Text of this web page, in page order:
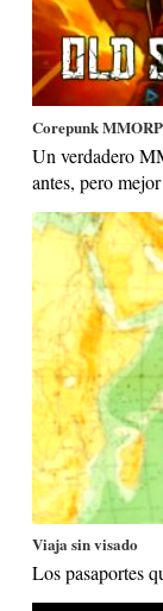
Corepunk
Un verdadero
antes, pero
Viaja sin visado
Los pasaportes